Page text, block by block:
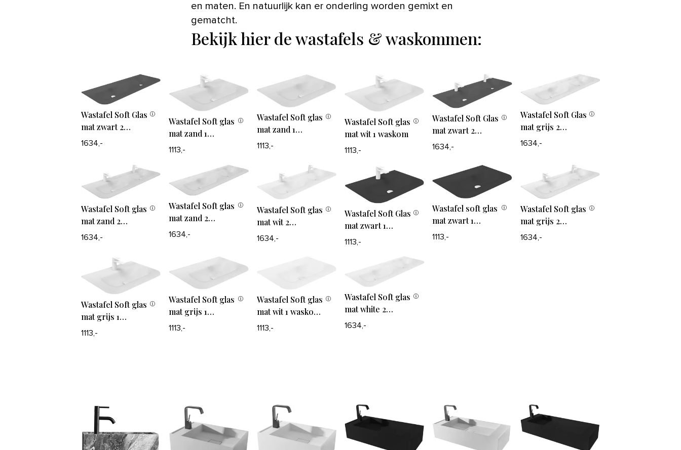
en maten. En natuurlijk kan er onderling worden gemixt en
gematcht.
Bekijk hier de wastafels & waskommen:
Wastafel Soft Glas
mat zwart 2
waskommen
1634,-
Wastafel Soft glas
mat zand 1
waskom
1113,-
Wastafel Soft glas
mat zand 1
waskom zonder
1113,-
Wastafel Soft glas
mat wit 1 waskom
1113,-
Wastafel Soft Glas
mat zwart 2
waskommen
1634,-
Wastafel Soft Glas
mat grijs 2
waskommen
1634,-
Wastafel Soft glas
mat zand 2
waskommen
1634,-
Wastafel Soft glas
mat zand 2
waskommen
1634,-
Wastafel Soft glas
mat wit 2
waskommen
1634,-
Wastafel Soft Glas
mat zwart 1
waskom
1113,-
Wastafel soft glas
mat zwart 1
waskom zonder
1113,-
Wastafel Soft glas
mat grijs 2
waskommen
1634,-
Wastafel Soft glas
mat grijs 1
waskom
1113,-
Wastafel Soft glas
mat grijs 1
waskom - zonder
1113,-
Wastafel Soft glas
mat wit 1 waskom
zonder
1113,-
Wastafel Soft glas
mat white 2
waskommen
1634,-